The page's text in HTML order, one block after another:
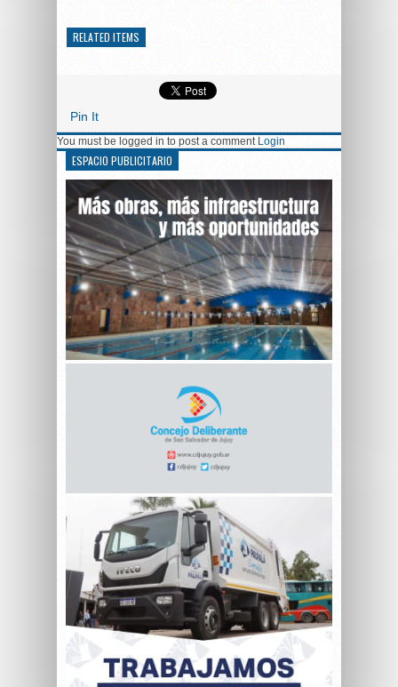
RELATED ITEMS
Pin It
You must be logged in to post a comment Login
ESPACIO PUBLICITARIO